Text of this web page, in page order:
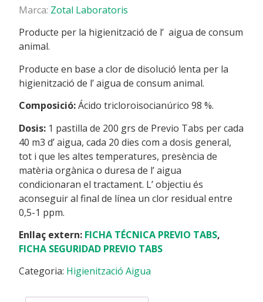
Marca: Zotal Laboratoris
Producte per la higienització de l’ aigua de consum
animal.
Producte en base a clor de disolució lenta per la
higienització de l’ aigua de consum animal.
Composició:Ácido tricloroisocianúrico 98 %.
Dosis: 1 pastilla de 200 grs de Previo Tabs per cada
40 m3 d’ aigua, cada 20 dies com a dosis general,
tot i que les altes temperatures, presència de
matèria orgànica o duresa de l’ aigua
condicionaran el tractament. L’ objectiu és
aconseguir al final de línea un clor residual entre
0,5-1 ppm.
Enllaç extern: FICHA TÉCNICA PREVIO TABS,
FICHA SEGURIDAD PREVIO TABS
Categoria: Higienització Aigua